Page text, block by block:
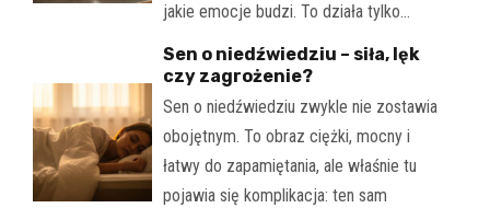
jakie emocje budzi. To działa tylko…
Sen o niedźwiedziu – siła, lęk
czy zagrożenie?
Sen o niedźwiedziu zwykle nie zostawia
obojętnym. To obraz ciężki, mocny i
łatwy do zapamiętania, ale właśnie tu
pojawia się komplikacja: ten sam